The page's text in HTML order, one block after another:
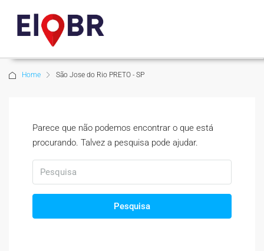
Home São Jose do Rio PRETO - SP
Parece que não podemos encontrar o que está
procurando. Talvez a pesquisa pode ajudar.
Pesquisa